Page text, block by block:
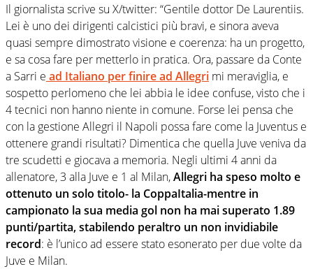
Il giornalista scrive su X/twitter: “Gentile dottor De Laurentiis.
Lei è uno dei dirigenti calcistici più bravi, e sinora aveva
quasi sempre dimostrato visione e coerenza: ha un progetto,
e sa cosa fare per metterlo in pratica. Ora, passare da Conte
a Sarri e ad Italiano per finire ad Allegri mi meraviglia, e
sospetto perlomeno che lei abbia le idee confuse, visto che i
4 tecnici non hanno niente in comune. Forse lei pensa che
con la gestione Allegri il Napoli possa fare come la Juventus e
ottenere grandi risultati? Dimentica che quella Juve veniva da
tre scudetti e giocava a memoria. Negli ultimi 4 anni da
allenatore, 3 alla Juve e 1 al Milan,Allegri ha speso molto e
ottenuto un solo titolo- la CoppaItalia-mentre in
campionato la sua media gol non ha mai superato 1.89
punti/partita, stabilendo peraltro un non invidiabile
record: è l’unico ad essere stato esonerato per due volte da
Juve e Milan.